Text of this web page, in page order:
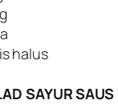
halus
SAYUR